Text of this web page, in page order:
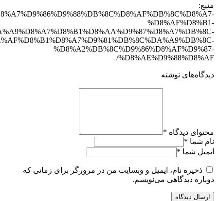
منبع:
%D8%AF%D8%B1-
%D8%A2%DB%8C%D9%86%D8%AF%D9%87-
%D8%AE%D9%88%D8%AF/
دیدگاه‌های نوشته
محتوای دیدگاه *
نام شما *
ایمیل شما *
ذخیره نام، ایمیل و وبسایت من در مرورگر برای زمانی که
دوباره دیدگاهی می‌نویسم.